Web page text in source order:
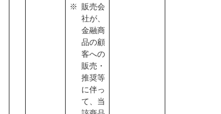
販売会
社が、
金融商
品の顧
客への
販売・
推奨等
に伴っ
て、当